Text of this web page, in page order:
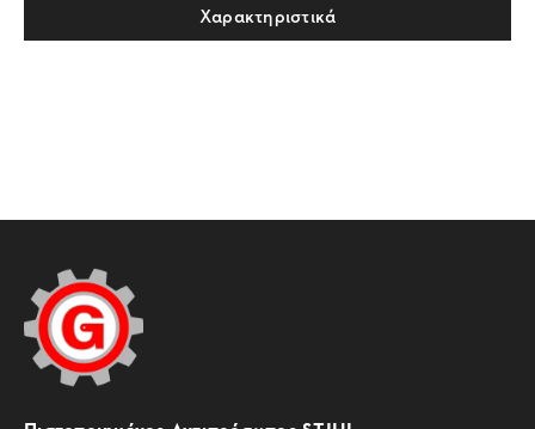
Χαρακτηριστικά